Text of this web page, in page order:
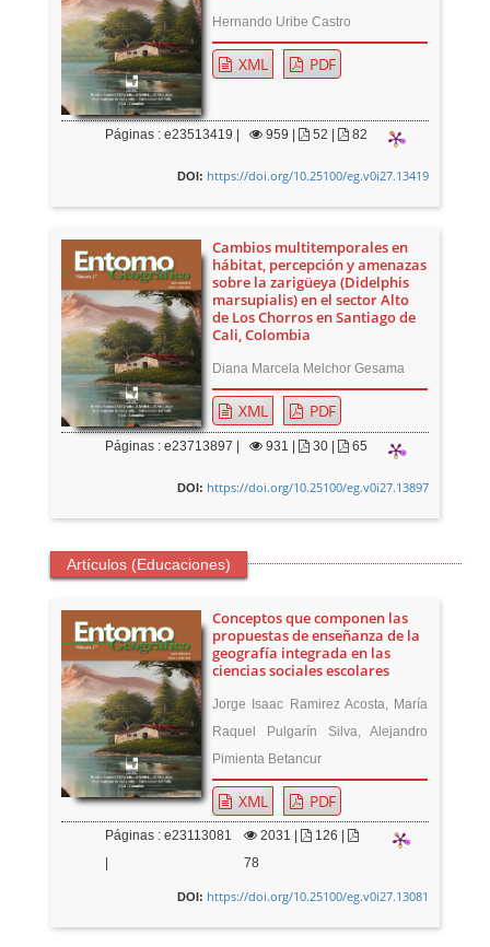
Hernando Uribe Castro
XML PDF
Páginas : e23513419 | 959 52 | 82
DOI: https://doi.org/10.25100/eg.v0i27.13419
Cambios multitemporales en
hábitat, percepción y amenazas
sobre la zarigüeya (Didelphis
marsupialis) en el sector Alto
de Los Chorros en Santiago de
Cali, Colombia
Diana Marcela Melchor Gesama
XML PDF
Páginas : e23713897 | 931 30 | 65
DOI: https://doi.org/10.25100/eg.v0i27.13897
Artículos (Educaciones)
Conceptos que componen las
propuestas de enseñanza de la
geografía integrada en las
ciencias sociales escolares
Jorge Isaac Ramirez Acosta, María
Raquel Pulgarín Silva, Alejandro
Pimienta Betancur
XML PDF
Páginas : e23113081
2031
126 |
78
DOI: https://doi.org/10.25100/eg.v0i27.13081